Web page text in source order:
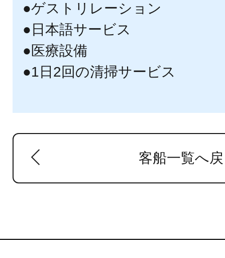
●ゲストリレーション
●日本語サービス
●医療設備
●1日2回の清掃サービス
客船一覧へ